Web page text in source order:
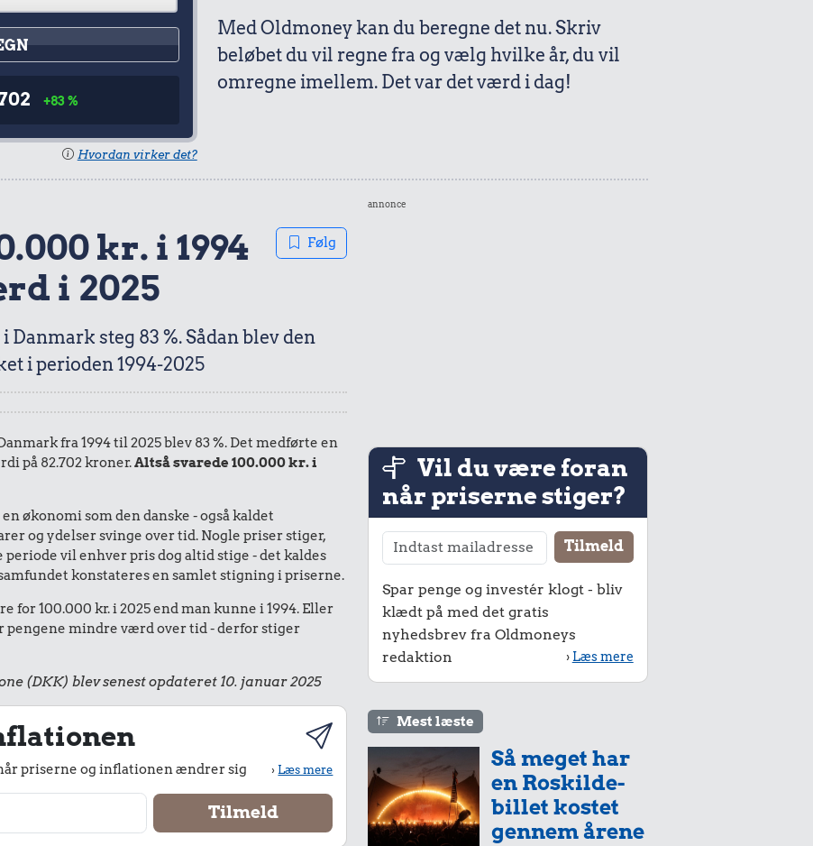
+83 %
Hvordan virker det?
Med Oldmoney kan du beregne det nu. Skriv
beløbet du vil regne fra og vælg hvilke år, du vil
omregne imellem. Det var det værd i dag!
kr. i 1994
i 2025
Følg
Danmark steg 83 %. Sådan blev den
i perioden 1994-2025
fra 1994 til 2025 blev 83 %. Det medførte en
på 82.702 kroner.Altså svarede 100.000 kr. i
økonomi som den danske - også kaldet
og ydelser svinge over tid. Nogle priser stiger,
vil enhver pris dog altid stige - det kaldes
konstateres en samlet stigning i priserne.
for 100.000 kr. i 2025 end man kunne i 1994. Eller
pengene mindre værd over tid - derfor stiger
(DKK) blev senest opdateret 10. januar 2025
priserne og inflationen ændrer sig ›Læs mere
annonce
Vil du være foran
når priserne stiger?
Spar penge og investér klogt - bliv
klædt på med det gratis
nyhedsbrev fra Oldmoneys
redaktion
› Læs mere
Mest læste
Så meget har
en Roskilde-
billet kostet
gennem årene